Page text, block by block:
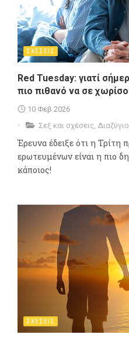
ΣΧΕΣΕΙΣ
Red Tuesday: γιατί
πιο πιθανό να σε
10 Φεβ 2026
Σεξ και σχέσεις, Διαζύγιο
Έρευνα έδειξε ότι η Τρίτη
ερωτευμένων είναι η πιο
κάποιος!
ΣΧΕΣΕΙΣ